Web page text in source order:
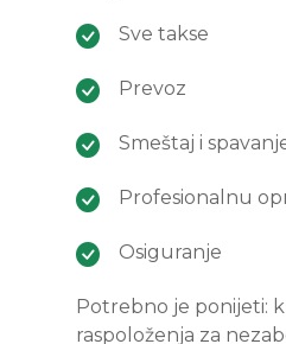
Sve takse
Prevoz
Smeštaj i
Profesionalnu
Osiguranje
Potrebno je ponijeti:
raspoloženja za